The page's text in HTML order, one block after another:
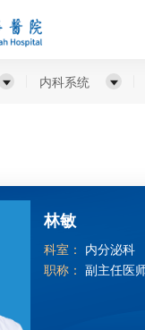
内科系统
林敏
科室： 内分泌科
职称： 副主任医